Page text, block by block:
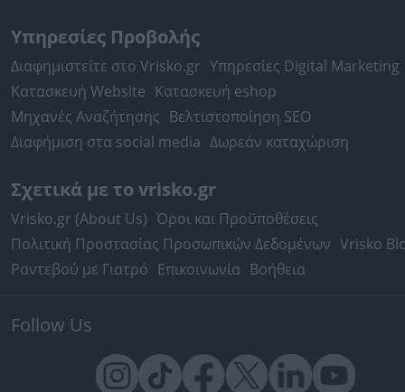
Υπηρεσίες Προβολής
Διαφημιστείτε στο Vrisko.gr Υπηρεσίες Digital Marketing
Κατασκευή Website Κατασκευή eshop
Μηχανές Αναζήτησης Βελτιστοποίηση SEO
Διαφήμιση στα social media Δωρεάν καταχώριση
Σχετικά με το vrisko.gr
Vrisko.gr (About Us) Όροι και Προϋποθέσεις
Πολιτική Προστασίας Προσωπικών Δεδομένων Vrisko
Ραντεβού με Γιατρό Επικοινωνία Βοήθεια
Follow Us